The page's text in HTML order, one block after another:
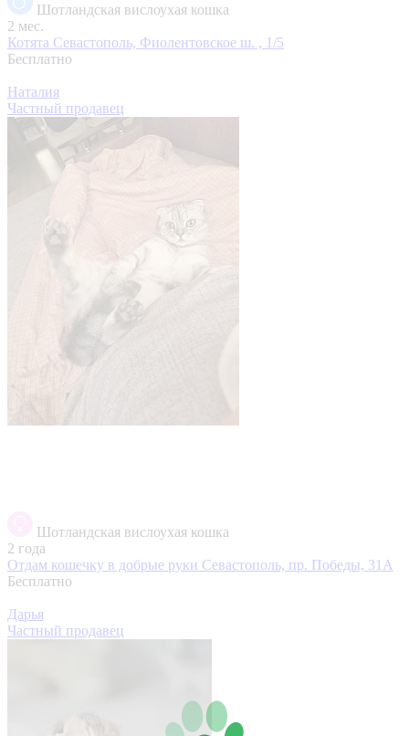
Шотландская вислоухая кошка
2 мес.
Котята Севастополь, Фиолентовское ш. , 1/5
Бесплатно
Наталия
Частный продавец
Шотландская вислоухая кошка
2 года
Отдам кошечку в добрые руки Севастополь, пр. Победы, 31А
Бесплатно
Дарья
Частный продавец